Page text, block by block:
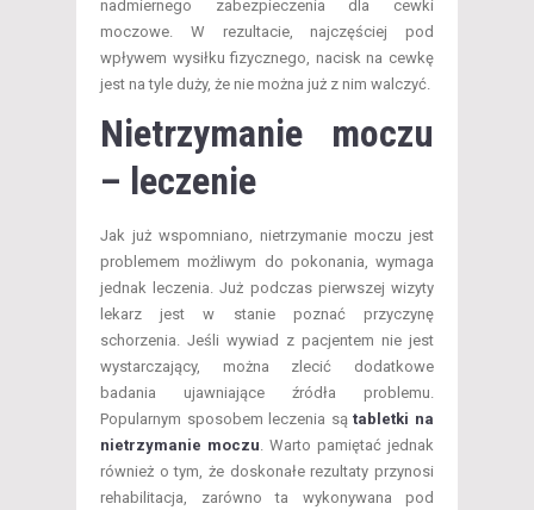
nadmiernego zabezpieczenia dla cewki
moczowe. W rezultacie, najczęściej pod
wpływem wysiłku fizycznego, nacisk na cewkę
jest na tyle duży, że nie można już z nim walczyć.
Nietrzymanie moczu
– leczenie
Jak już wspomniano, nietrzymanie moczu jest
problemem możliwym do pokonania, wymaga
jednak leczenia. Już podczas pierwszej wizyty
lekarz jest w stanie poznać przyczynę
schorzenia. Jeśli wywiad z pacjentem nie jest
wystarczający, można zlecić dodatkowe
badania ujawniające źródła problemu.
Popularnym sposobem leczenia sątabletki na
nietrzymanie moczu. Warto pamiętać jednak
również o tym, że doskonałe rezultaty przynosi
rehabilitacja, zarówno ta wykonywana pod